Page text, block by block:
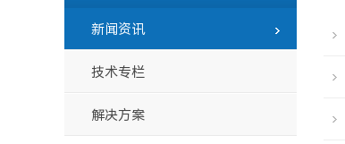
新闻资讯
技术专栏
解决方案